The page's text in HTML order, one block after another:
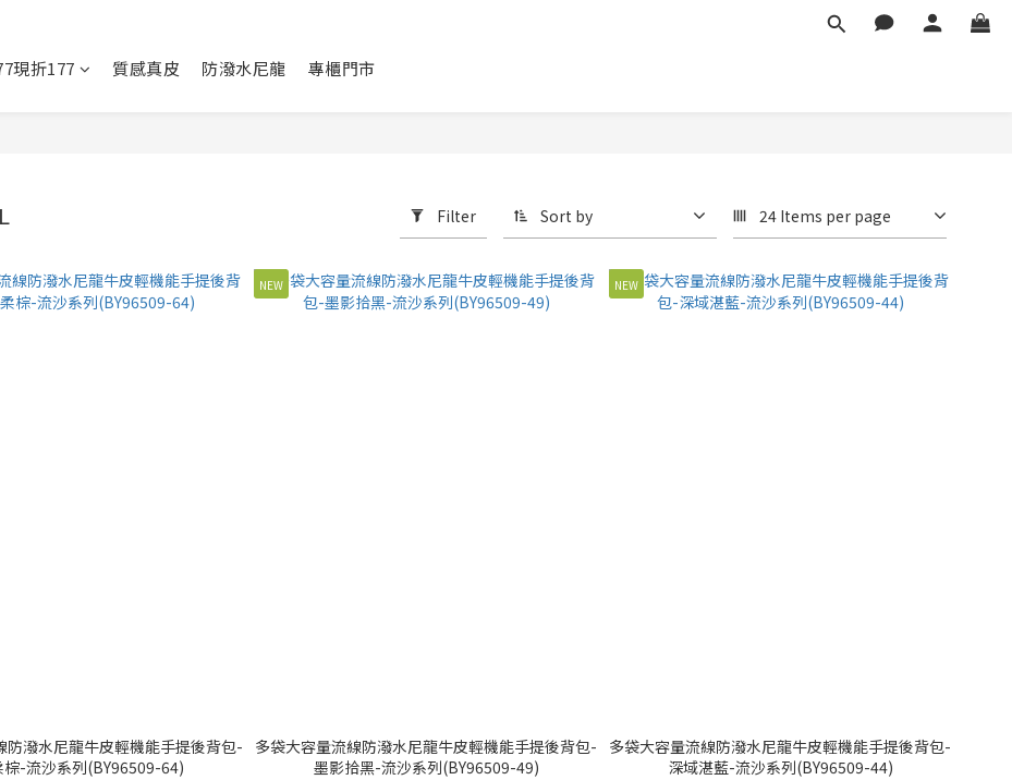
現折177 質感真皮 防潑水尼龍 專櫃門市
Filter Sort by 24 Items per page
防潑水尼龍牛皮輕機能手提後背包-
棕-流沙系列(BY96509-64)
NEW
多袋大容量流線防潑水尼龍牛皮輕機能手提後背包-
墨影拾黑-流沙系列(BY96509-49)
NEW
多袋大容量流線防潑水尼龍牛皮輕機能手提後背包-
深域湛藍-流沙系列(BY96509-44)